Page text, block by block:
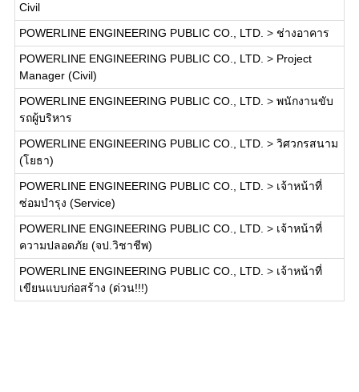
Civil
POWERLINE ENGINEERING PUBLIC CO., LTD. > ช่างอาคาร
POWERLINE ENGINEERING PUBLIC CO., LTD. > Project
Manager (Civil)
POWERLINE ENGINEERING PUBLIC CO., LTD. > พนักงานขับ
รถผู้บริหาร
POWERLINE ENGINEERING PUBLIC CO., LTD. > วิศวกรสนาม
(โยธา)
POWERLINE ENGINEERING PUBLIC CO., LTD. > เจ้าหน้าที่
ซ่อมบำรุง (Service)
POWERLINE ENGINEERING PUBLIC CO., LTD. > เจ้าหน้าที่
ความปลอดภัย (จป.วิชาชีพ)
POWERLINE ENGINEERING PUBLIC CO., LTD. > เจ้าหน้าที่
เขียนแบบก่อสร้าง (ด่วน!!!)